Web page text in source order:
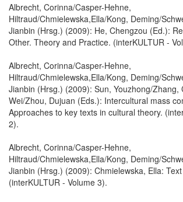
Albrecht, Corinna/Casper-Hehne,
Hiltraud/Chmielewska,Ella/Kong, Deming/
Jianbin (Hrsg.) (2009): He, Chengzou (Ed.):
Other. Theory and Practice. (interKULTUR -
Albrecht, Corinna/Casper-Hehne,
Hiltraud/Chmielewska,Ella/Kong, Deming/
Jianbin (Hrsg.) (2009): Sun, Youzhong/Zhang,
Wei/Zhou, Dujuan (Eds.): Intercultural mass
Approaches to key texts in cultural theory.
2).
Albrecht, Corinna/Casper-Hehne,
Hiltraud/Chmielewska,Ella/Kong, Deming/
Jianbin (Hrsg.) (2009): Chmielewska, Ella:
(interKULTUR - Volume 3).